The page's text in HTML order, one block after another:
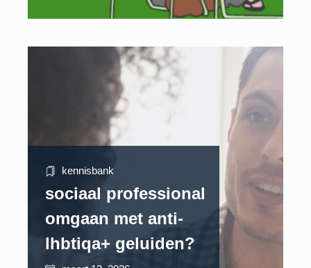
kennisbank
sociaal professional
omgaan met anti-
lhbtiqa+ geluiden?